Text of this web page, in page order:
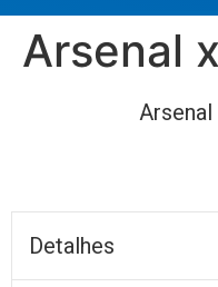
Arsenal
Arsenal
Detalhes